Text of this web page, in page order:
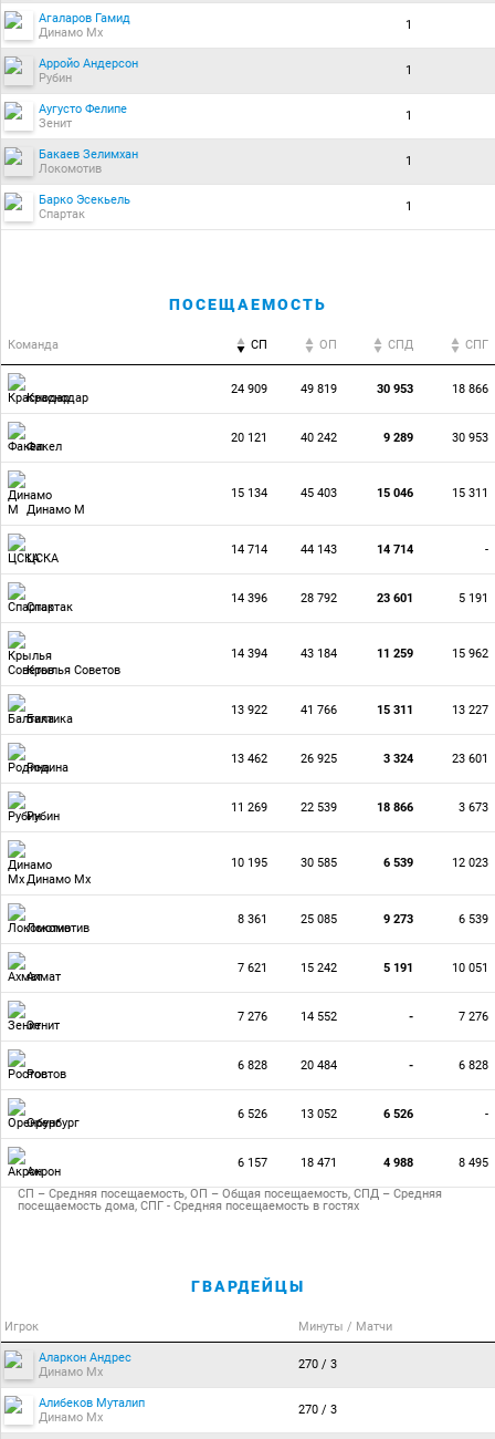
Агаларов Гамид
Динамо Мх
1
Арройо Андерсон
Рубин
1
Аугусто Фелипе
Зенит
1
Бакаев Зелимхан
Локомотив
1
Барко Эсекьель
Спартак
1
ПОСЕЩАЕМОСТЬ
Команда СП ОП CПД CПГ
Краснодар
24 909 49 819 30 953 18 866
Факел
20 121 40 242 9 289 30 953
Динамо М
15 134 45 403 15 046 15 311
ЦСКА
14 714 44 143 14 714 -
Спартак
14 396 28 792 23 601 5 191
Крылья Советов
14 394 43 184 11 259 15 962
Балтика
13 922 41 766 15 311 13 227
Родина
13 462 26 925 3 324 23 601
Рубин
11 269 22 539 18 866 3 673
Динамо Мх
10 195 30 585 6 539 12 023
Локомотив
8 361 25 085 9 273 6 539
Ахмат
7 621 15 242 5 191 10 051
Зенит
7 276 14 552 - 7 276
Ростов
6 828 20 484 - 6 828
Оренбург
6 526 13 052 6 526 -
Акрон
6 157 18 471 4 988 8 495
СП – Средняя посещаемость, ОП – Общая посещаемость, СПД – Средняя
посещаемость дома, СПГ - Средняя посещаемость в гостях
ГВАРДЕЙЦЫ
Игрок Минуты / Матчи
Аларкон Андрес
Динамо Мх
270 / 3
Алибеков Муталип
Динамо Мх
270 / 3